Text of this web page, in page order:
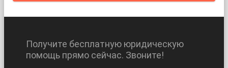
Получите бесплатную юридическую
помощь прямо сейчас. Звоните!